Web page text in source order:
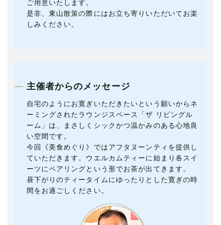
ご用意いたします。
是非、東山散策の際にはお立ち寄りいただいてお楽
しみください。
主催者からのメッセージ
自宅のようにお寛ぎいただきたいという願いからネ
ーミングされたラウンジスペース「ザ リビングル
ーム」は、まさしくシックかつ温かみのある心地良
い空間です。
今回《美食めぐり》ではアフタヌーンティを提供し
ていただきます。ウエルカムティーに始まり各スイ
ーツにペアリングという形でお茶が出てきます。
昼下がりのティータイムにゆったりとした寛ぎの時
間をお過ごしください。